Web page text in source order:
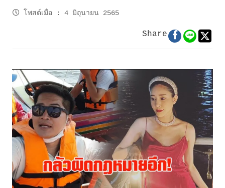
โพสต์เมื่อ : 4 มิถุนายน 2565
Share